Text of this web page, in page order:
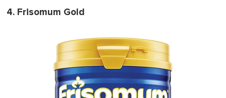
4. Frisomum Gold